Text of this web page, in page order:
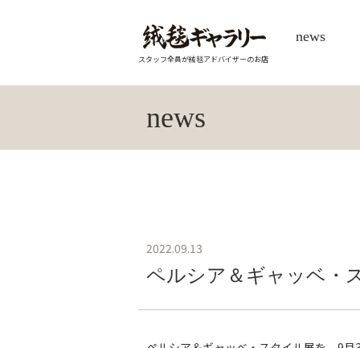
スタッフ全員が絨毯アドバイザーのお店
news
news
2022.09.13
ペルシア＆ギャッベ・